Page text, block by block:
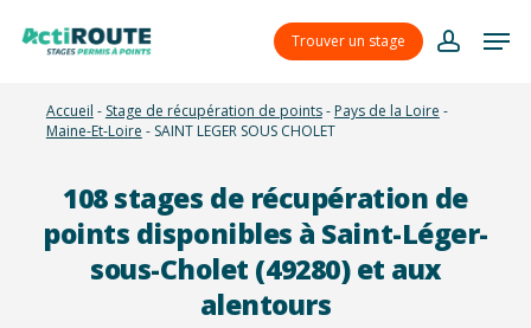
Trouver un stage
account
Accueil - Stage de récupération de points- Pays de la Loire -
Maine-Et-Loire - SAINT LEGER SOUS CHOLET
108stages de récupération de
points disponibles à Saint-Léger-
sous-Cholet (49280) et aux
alentours